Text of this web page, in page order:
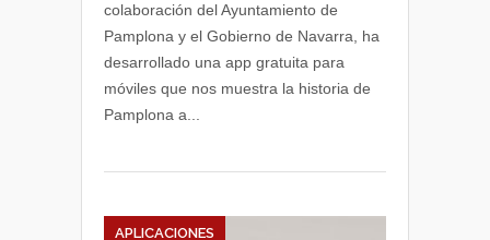
la
nueva
app
colaboración del Ayuntamiento de
Pamplona y el Gobierno de Navarra, ha
desarrollado una app gratuita para
móviles que nos muestra la historia de
Pamplona a...
APLICACIONES